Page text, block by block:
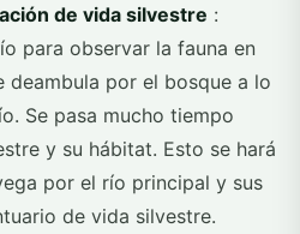
de vida silvestre :
para observar la fauna en
deambula por el bosque a lo
Se pasa mucho tiempo
y su hábitat. Esto se hará
por el río principal y sus
de vida silvestre.